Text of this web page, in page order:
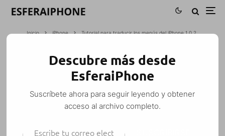
Inicio iPhone Tutorial para traducir los menús del iPhone 1.0.2
TUTORIAL PARA TRADUCIR LOS
MENÚS DEL IPHONE 1.0.2
M. Alejandro W. García Fuentes (Esfera) ·
Mac Tutoriales Windows · 24 agosto, 2007
Descubre más desde
EsferaiPhone
Suscríbete ahora para seguir leyendo y obtener
acceso al archivo completo.